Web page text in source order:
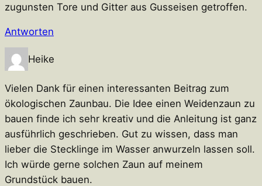
zugunsten Tore und Gitter aus Gusseisen getroffen.
Antworten
Heike
Vielen Dank für einen interessanten Beitrag zum
ökologischen Zaunbau. Die Idee einen Weidenzaun zu
bauen finde ich sehr kreativ und die Anleitung ist ganz
ausführlich geschrieben. Gut zu wissen, dass man
lieber die Stecklinge im Wasser anwurzeln lassen soll.
Ich würde gerne solchen Zaun auf meinem
Grundstück bauen.